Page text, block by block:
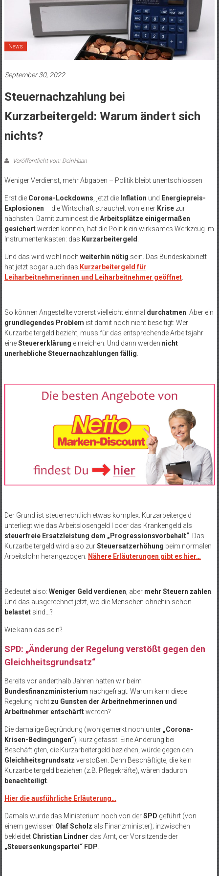
News
September 30, 2022
Steuernachzahlung bei
Kurzarbeitergeld: Warum ändert sich
nichts?
Veröffentlicht von: DeinHaan
Weniger Verdienst, mehr Abgaben – Politik bleibt unentschlossen
Erst die Corona-Lockdowns , jetzt die Inflation und Energiepreis-
Explosionen – die Wirtschaft strauchelt von einer Krisezur
nächsten. Damit zumindest dieArbeitsplätze einigermaßen
gesichertwerden können, hat die Politik ein wirksames Werkzeug im
Instrumentenkasten: das Kurzarbeitergeld
Und das wird wohl noch weiterhin nötig sein. Das Bundeskabinett
hat jetzt sogar auch das Kurzarbeitergeld für
Leiharbeitnehmerinnen und Leiharbeitnehmer geöffnet.
So können Angestellte vorerst vielleicht einmal durchatmen . Aber ein
grundlegendes Problem ist damit noch nicht beseitigt: Wer
Kurzarbeitergeld bezieht, muss für das entsprechende Arbeitsjahr
eineSteuererklärung einreichen. Und dann werden nicht
unerhebliche Steuernachzahlungen fällig
Der Grund ist steuerrechtlich etwas komplex: Kurzarbeitergeld
unterliegt wie das Arbeitslosengeld I oder das Krankengeld als
steuerfreie Ersatzleistung dem „Progressionsvorbehalt“. Das
Kurzarbeitergeld wird also zurSteuersatzerhöhung beim normalen
Arbeitslohn herangezogen. Nähere Erläuterungen gibt es hier…
Bedeutet also: Weniger Geld verdienen , aber mehr Steuern zahlen
Und das ausgerechnet jetzt, wo die Menschen ohnehin schon
belastetsind…?
Wie kann das sein?
SPD: „Änderung der Regelung verstößt gegen den
Gleichheitsgrundsatz“
Bereits vor anderthalb Jahren hatten wir beim
Bundesfinanzministerium nachgefragt. Warum kann diese
Regelung nicht zu Gunsten der Arbeitnehmerinnen und
Arbeitnehmer entschärftwerden?
Die damalige Begründung (wohlgemerkt noch unter „Corona-
Krisen-Bedingungen“), kurz gefasst: Eine Änderung bei
Beschäftigten, die Kurzarbeitergeld beziehen, würde gegen den
Gleichheitsgrundsatz verstoßen. Denn Beschäftigte, die kein
Kurzarbeitergeld beziehen (z.B. Pflegekräfte), wären dadurch
benachteiligt.
Hier die ausführliche Erläuterung…
Damals wurde das Ministerium noch von derSPD geführt (von
einem gewissen Olaf Scholz als Finanzminister); inzwischen
bekleidet Christian Lindner das Amt, der Vorsitzende der
„Steuersenkungspartei“ FDP